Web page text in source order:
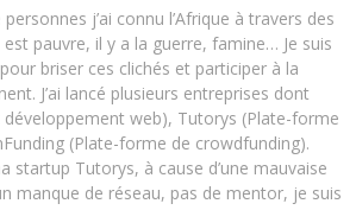
j’ai connu l’Afrique à travers des
est pauvre, il y a la guerre, famine… Je suis
briser ces clichés et participer à la
J’ai lancé plusieurs entreprises dont
web), Tutorys (Plate-forme
(Plate-forme de crowdfunding).
startup Tutorys, à cause d’une mauvaise
manque de réseau, pas de mentor, je suis